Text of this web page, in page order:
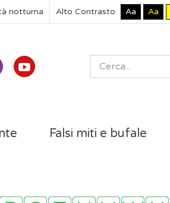
notturna Alto Contrasto Aa Aa
Falsi miti e bufale